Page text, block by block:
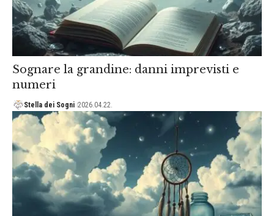
Sognare la grandine: danni imprevisti e
numeri
Stella dei Sogni 2026.04.22.